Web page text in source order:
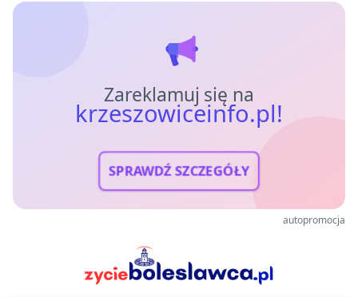
Zareklamuj się na
krzeszowiceinfo.pl!
SPRAWDŹ SZCZEGÓŁY
autopromocja